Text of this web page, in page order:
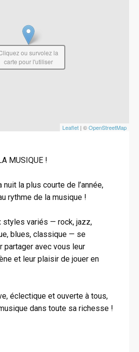
Leaflet | ©OpenStreetMap
ou survolez la
carte pour l'utiliser
MUSIQUE !
nuit la plus courte de l’année,
rythme de la musique !
styles variés — rock, jazz,
blues, classique — se
partager avec vous leur
et leur plaisir de jouer en
éclectique et ouverte à tous,
dans toute sa richesse !